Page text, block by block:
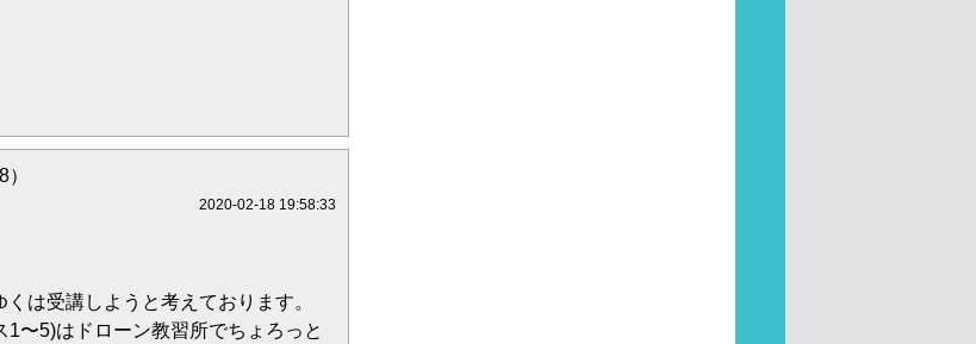
2020-02-18 19:58:33
は受講しようと考えております。
〜5)はドローン教習所でちょろっと